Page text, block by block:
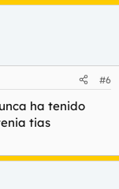
#6
ha tenido
tias